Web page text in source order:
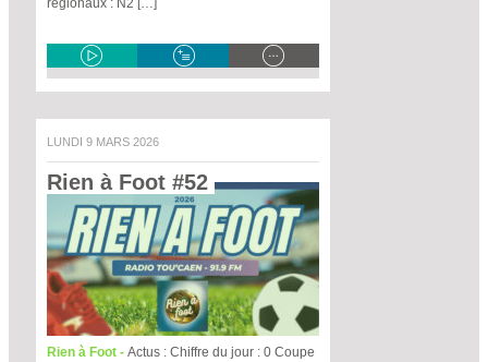
régionaux : N2 […]
LUNDI 9 MARS 2026
Rien à Foot #52
Rien à Foot - Actus : Chiffre du jour : 0 Coupe